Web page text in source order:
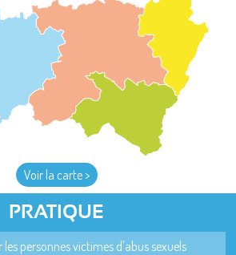
Voir la carte >
PRATIQUE
personnes victimes d'abus sexuels